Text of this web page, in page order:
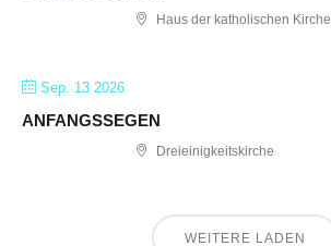
Haus der katholischen Kirche
Sep. 13 2026
ANFANGSSEGEN
Dreieinigkeitskirche
WEITERE LADEN